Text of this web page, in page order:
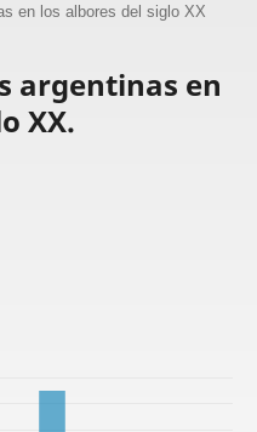
en los albores del siglo XX
argentinas en
XX.